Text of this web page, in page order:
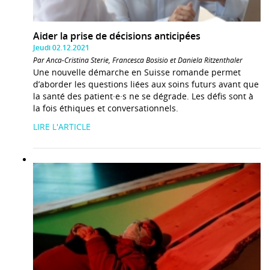
Aider la prise de décisions anticipées
Jeudi 02.12.2021
Par Anca-Cristina Sterie, Francesca Bosisio et Daniela Ritzenthaler
Une nouvelle démarche en Suisse romande permet
d’aborder les questions liées aux soins futurs avant que
la santé des patient·e·s ne se dégrade. Les défis sont à
la fois éthiques et conversationnels.
LIRE L'ARTICLE